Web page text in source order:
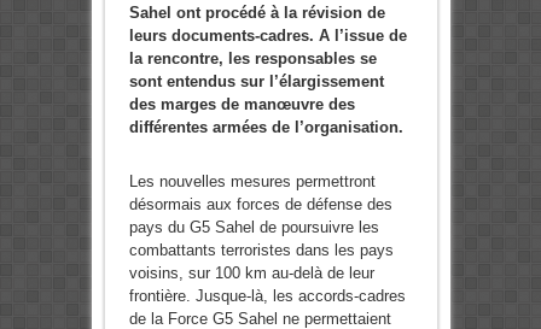
Sahel ont procédé à la révision de
leurs documents-cadres. A l’issue de
la rencontre, les responsables se
sont entendus sur l’élargissement
des marges de manœuvre des
différentes armées de l’organisation.
Les nouvelles mesures permettront
désormais aux forces de défense des
pays du G5 Sahel de poursuivre les
combattants terroristes dans les pays
voisins, sur 100 km au-delà de leur
frontière. Jusque-là, les accords-cadres
de la Force G5 Sahel ne permettaient